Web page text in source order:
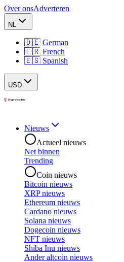
Over onsAdverteren
NL
🇩🇪 German
🇫🇷 French
🇪🇸 Spanish
USD
Nieuws
Actueel nieuws
Net binnen
Trending
Coin nieuws
Bitcoin nieuws
XRP nieuws
Ethereum nieuws
Cardano nieuws
Solana nieuws
Dogecoin nieuws
NFT nieuws
Shiba Inu nieuws
Ander altcoin nieuws